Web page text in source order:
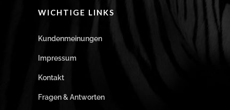
WICHTIGE LINKS
Kundenmeinungen
Impressum
Kontakt
Fragen & Antworten